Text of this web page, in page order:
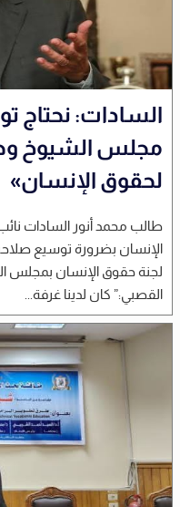
السادات: نحتاج
مجلس الشيوخ
لحقوق الإنسان»
طالب محمد أنور السادات
الإنسان بضرورة توسيع
لجنة حقوق الإنسان بمجلس
القصبي:” كان لدينا غرفة...